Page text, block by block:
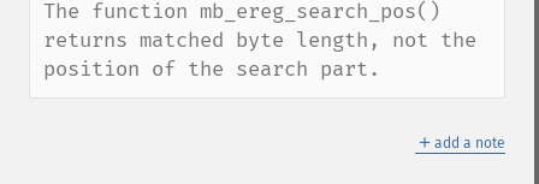
The function mb_ereg_search_pos()
returns matched byte length, not the
position of the search part.
＋ add a note